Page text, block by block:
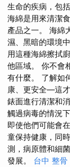
生命的疾病，包
海綿是用來清潔
產品之一。 海綿
濕、黑暗的環境
用這種海綿擦拭
他區域。 你不會
有什麼。 了解如
康、更安全—這
錶面進行清潔和
觸過病毒的情況
即使他們可能會
童保持健康，同
測，病原體和細
發展。 台中 整骨